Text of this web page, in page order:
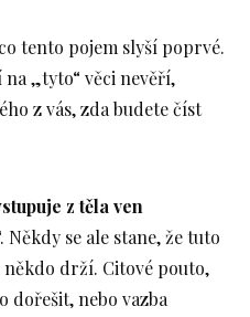
tento pojem slyší poprvé.
„tyto“ věci nevěří,
z vás, zda budete číst
z těla ven
se ale stane, že tuto
někdo drží. Citové pouto,
dořešit, nebo vazba